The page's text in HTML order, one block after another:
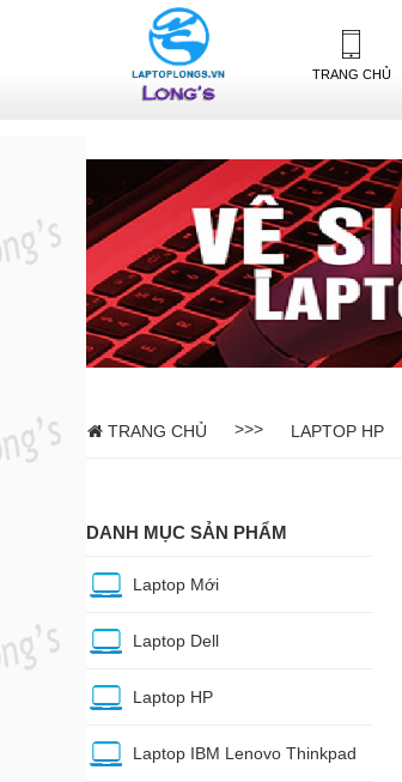
TRANG CHỦ
TRANG CHỦ >>> LAPTOP HP
DANH MỤC SẢN PHẨM
Laptop Mới
Laptop Dell
Laptop HP
Laptop IBM Lenovo Thinkpad